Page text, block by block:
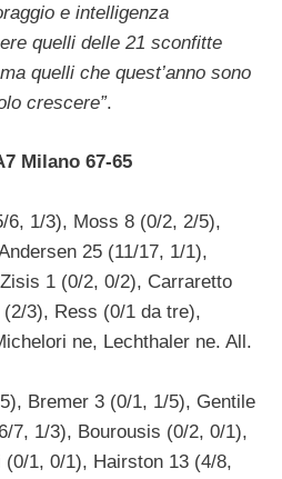
e intelligenza
quelli delle 21 sconfitte
quelli che quest’anno sono
crescere”.
Milano 67-65
6, 1/3), Moss 8 (0/2, 2/5),
25 (11/17, 1/1),
1 (0/2, 0/2), Carraretto
3), Ress (0/1 da tre),
ne, Lechthaler ne. All.
Bremer 3 (0/1, 1/5), Gentile
7, 1/3), Bourousis (0/2, 0/1),
1, 0/1), Hairston 13 (4/8,